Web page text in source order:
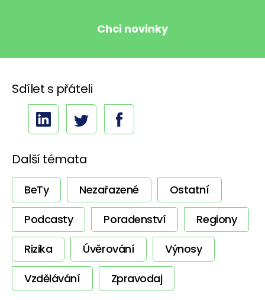
Sdílet s přáteli
Další témata
BeTy Nezařazené
Ostatní
Podcasty
Poradenství
Regiony
Rizika
Úvěrování
Výnosy
Vzdělávání
Zpravodaj